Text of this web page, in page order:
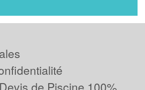
de Piscine 100%